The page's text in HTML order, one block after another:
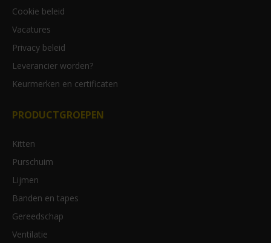
Cookie beleid
Vacatures
Privacy beleid
Leverancier worden?
Keurmerken en certificaten
PRODUCTGROEPEN
Kitten
Purschuim
Lijmen
Banden en tapes
Gereedschap
Ventilatie